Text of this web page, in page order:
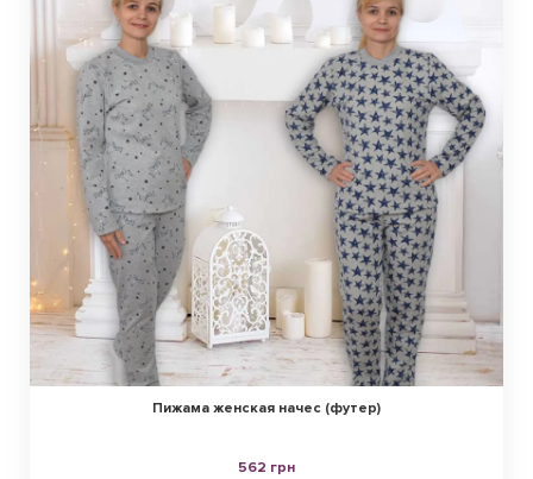
Пижама женская начес (футер)
562 грн